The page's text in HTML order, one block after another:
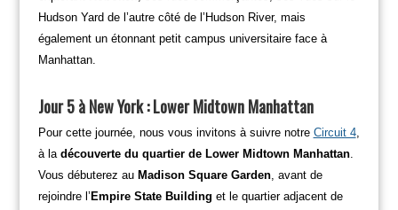
Hudson Yard de l’autre côté de l’Hudson River, mais
également un étonnant petit campus universitaire face à
Manhattan.
Jour 5 à New York : Lower Midtown Manhattan
Pour cette journée, nous vous invitons à suivre notre Circuit 4,
à la découverte du quartier de Lower Midtown Manhattan.
Vous débuterez au Madison Square Garden, avant de
rejoindre l’ Empire State Building et le quartier adjacent de